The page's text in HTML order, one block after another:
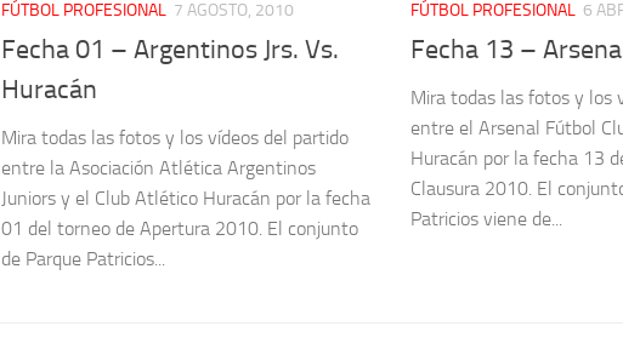
FÚTBOL PROFESIONAL 7 AGOSTO, 2010
Fecha 01 – Argentinos Jrs. Vs.
Huracán
Mira todas las fotos y los vídeos del partido
entre la Asociación Atlética Argentinos
Juniors y el Club Atlético Huracán por la fecha
01 del torneo de Apertura 2010. El conjunto
de Parque Patricios...
FÚTBOL PROFESIONAL 6
Fecha 13 –
Mira todas las fotos y los
entre el Arsenal Fútbol
Huracán por la fecha 13
Clausura 2010. El
Patricios viene de...